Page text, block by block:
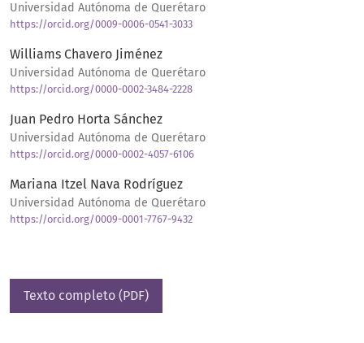
Universidad Autónoma de Querétaro
https://orcid.org/0009-0006-0541-3033
Williams Chavero Jiménez
Universidad Autónoma de Querétaro
https://orcid.org/0000-0002-3484-2228
Juan Pedro Horta Sánchez
Universidad Autónoma de Querétaro
https://orcid.org/0000-0002-4057-6106
Mariana Itzel Nava Rodríguez
Universidad Autónoma de Querétaro
https://orcid.org/0009-0001-7767-9432
Texto completo (PDF)